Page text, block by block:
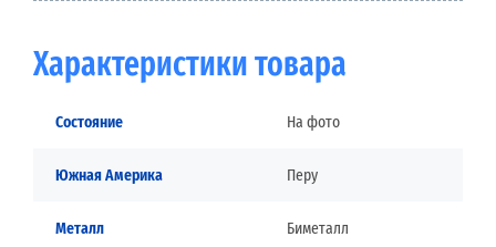
Характеристики товара
Состояние На фото
Южная Америка Перу
Металл Биметалл